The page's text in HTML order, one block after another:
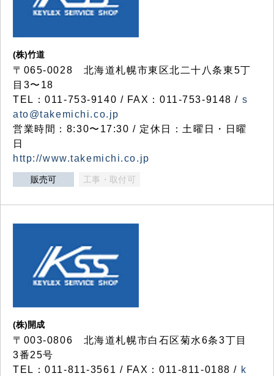
(株)竹道
〒065-0028 北海道札幌市東区北二十八条東5丁
目3〜18
TEL：011-753-9140 / FAX：011-753-9148 / s
ato@takemichi.co.jp
営業時間：8:30〜17:30 / 定休日：土曜日・日曜
日
http://www.takemichi.co.jp
販売可 工事・取付可
(株)開成
〒003-0806 北海道札幌市白石区菊水6条3丁目
3番25号
TEL：011-811-3561 / FAX：011-811-0188 / k